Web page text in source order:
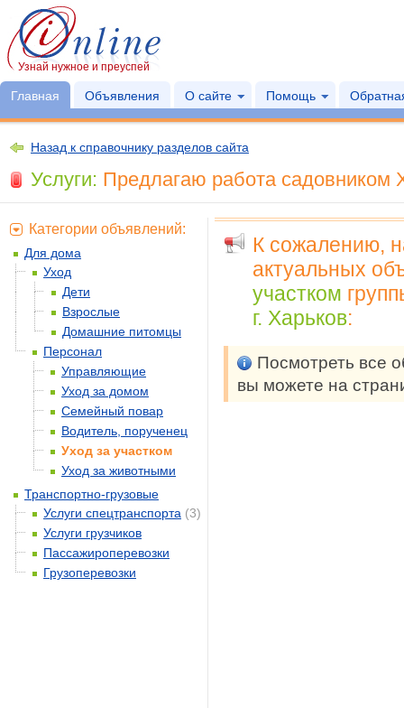
Узнай нужное и преуспей
Главная Объявления О сайте Помощь
Назад к справочнику разделов сайта
Услуги: Предлагаю работа садовником
К сожалению,
актуальных
участком
г. Харьков:
Посмотреть все
вы можете на
Категории объявлений:
Для дома
Уход
Дети
Взрослые
Домашние питомцы
Персонал
Управляющие
Уход за домом
Семейный повар
Водитель, порученец
Уход за участком
Уход за животными
Транспортно-грузовые
Услуги спецтранспорта (3)
Услуги грузчиков
Пассажироперевозки
Грузоперевозки